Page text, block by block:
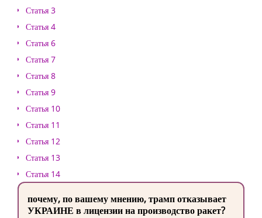
Статья 3
Статья 4
Статья 6
Статья 7
Статья 8
Статья 9
Статья 10
Статья 11
Статья 12
Статья 13
Статья 14
почему, по вашему мнению, трамп отказывает
УКРАИНЕ в лицензии на производство ракет?